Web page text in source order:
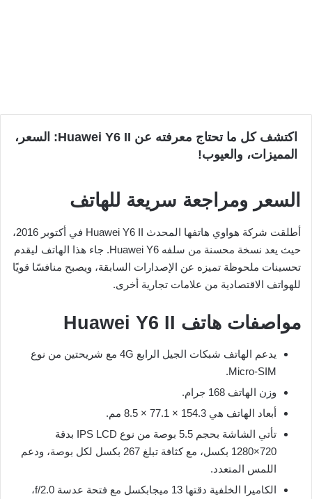
اكتشف كل ما تحتاج معرفته عن Huawei Y6 II: السعر،
المميزات، والعيوب!
السعر ومراجعة سريعة للهاتف
أطلقت شركة هواوي هاتفها المحدث Huawei Y6 II في أكتوبر 2016،
حيث يعد نسخة محسنة من سلفه Huawei Y6. جاء هذا الهاتف ليقدم
تحسينات ملحوظة تميزه عن الإصدارات السابقة، ويصبح منافسًا قويًا
للهواتف الاقتصادية من علامات تجارية أخرى.
مواصفات هاتف Huawei Y6 II
يدعم الهاتف شبكات الجيل الرابع 4G مع شريحتين من نوع
Micro-SIM.
وزن الهاتف 168 جرام.
أبعاد الهاتف هي 154.3 × 77.1 × 8.5 مم.
تأتي الشاشة بحجم 5.5 بوصة من نوع IPS LCD بدقة
720×1280 بكسل، مع كثافة تبلغ 267 بكسل لكل بوصة، ودعم
اللمس المتعدد.
الكاميرا الخلفية دقتها 13 ميجابكسل مع فتحة عدسة f/2.0،